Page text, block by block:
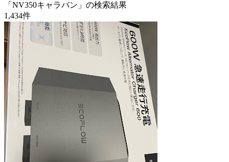
「NV350キャラバン」の検索結果
1,434件